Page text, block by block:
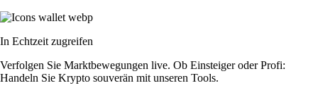
In Echtzeit zugreifen
Verfolgen Sie Marktbewegungen live. Ob Einsteiger oder Profi:
Handeln Sie Krypto souverän mit unseren Tools.